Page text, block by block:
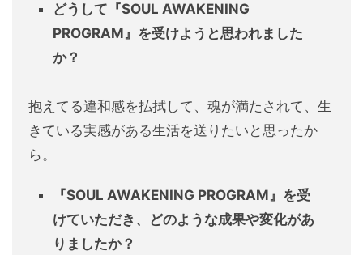
どうして『SOUL AWAKENING
PROGRAM』を受けようと思われました
か？
抱えてる違和感を払拭して、魂が満たされて、生
きている実感がある生活を送りたいと思ったか
ら。
『SOUL AWAKENING PROGRAM』を受
けていただき、どのような成果や変化があ
りましたか？